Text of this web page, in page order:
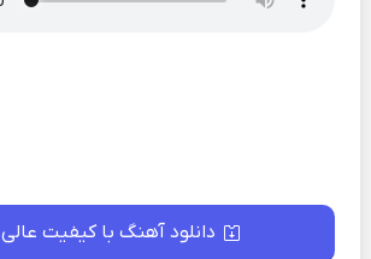
دانلود آهنگ با کیفیت عالی 320